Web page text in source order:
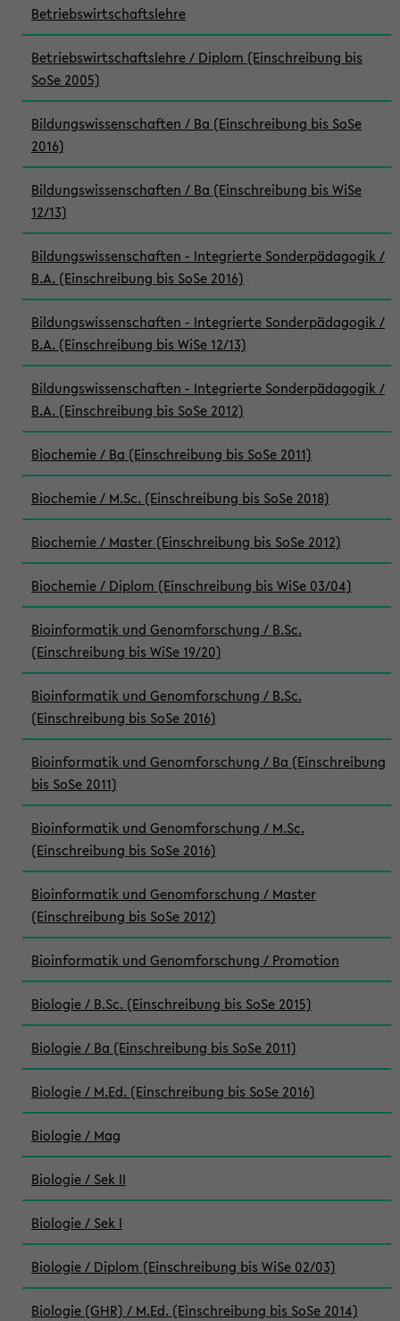
Betriebswirtschaftslehre
Betriebswirtschaftslehre / Diplom (Einschreibung bis
SoSe 2005)
Bildungswissenschaften / Ba (Einschreibung bis SoSe
2016)
Bildungswissenschaften / Ba (Einschreibung bis WiSe
12/13)
Bildungswissenschaften - Integrierte Sonderpädagogik /
B.A. (Einschreibung bis SoSe 2016)
Bildungswissenschaften - Integrierte Sonderpädagogik /
B.A. (Einschreibung bis WiSe 12/13)
Bildungswissenschaften - Integrierte Sonderpädagogik /
B.A. (Einschreibung bis SoSe 2012)
Biochemie / Ba (Einschreibung bis SoSe 2011)
Biochemie / M.Sc. (Einschreibung bis SoSe 2018)
Biochemie / Master (Einschreibung bis SoSe 2012)
Biochemie / Diplom (Einschreibung bis WiSe 03/04)
Bioinformatik und Genomforschung / B.Sc.
(Einschreibung bis WiSe 19/20)
Bioinformatik und Genomforschung / B.Sc.
(Einschreibung bis SoSe 2016)
Bioinformatik und Genomforschung / Ba (Einschreibung
bis SoSe 2011)
Bioinformatik und Genomforschung / M.Sc.
(Einschreibung bis SoSe 2016)
Bioinformatik und Genomforschung / Master
(Einschreibung bis SoSe 2012)
Bioinformatik und Genomforschung / Promotion
Biologie / B.Sc. (Einschreibung bis SoSe 2015)
Biologie / Ba (Einschreibung bis SoSe 2011)
Biologie / M.Ed. (Einschreibung bis SoSe 2016)
Biologie / Mag
Biologie / Sek II
Biologie / Sek I
Biologie / Diplom (Einschreibung bis WiSe 02/03)
Biologie (GHR) / M.Ed. (Einschreibung bis SoSe 2014)